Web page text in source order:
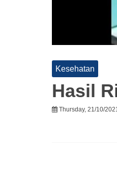
Kesehatan
Hasil
Thursday, 21/10/